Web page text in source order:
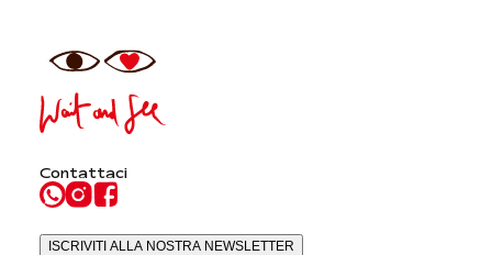
Contattaci
ISCRIVITI ALLA NOSTRA NEWSLETTER